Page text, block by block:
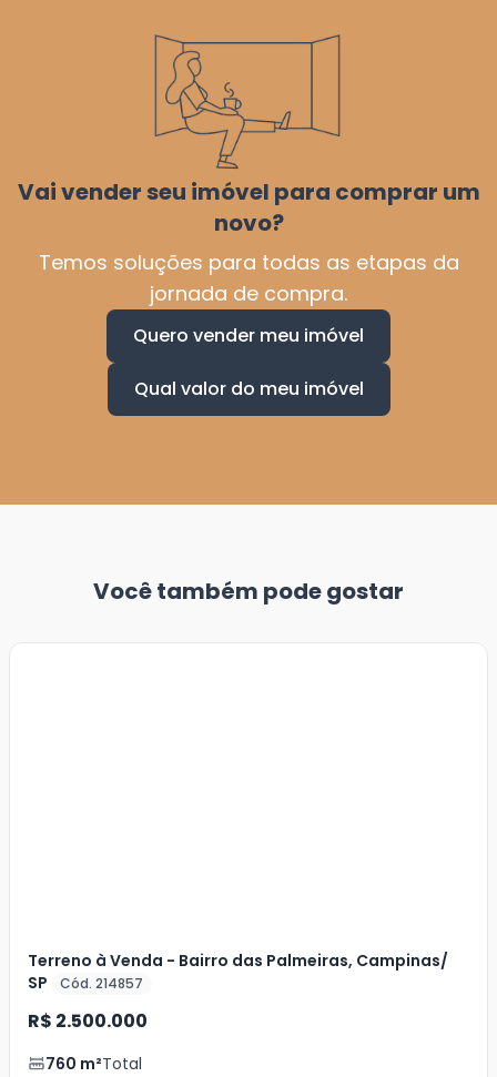
Vai vender seu imóvel para comprar um
novo?
Temos soluções para todas as etapas da
jornada de compra.
Quero vender meu imóvel
Qual valor do meu imóvel
Você também pode gostar
Terreno à Venda - Bairro das Palmeiras, Campinas/
SP
Cód. 214857
R$ 2.500.000
760 m²Total